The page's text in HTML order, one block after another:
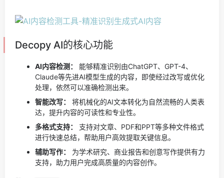
Decopy AI的核心功能
AI内容检测：
能够精准识别由ChatGPT、GPT-4、
Claude等先进AI模型生成的内容，即使经过改写或优化
处理，依然可以准确检测出来。
智能改写：
将机械化的AI文本转化为自然流畅的人类表
达，提升内容的可读性和专业性。
多格式支持：
支持对文章、PDF和PPT等多种文件格式
进行快速总结，帮助用户高效提取关键信息。
辅助写作：
为学术研究、商业报告和创意写作提供有力
支持，助力用户完成高质量的内容创作。